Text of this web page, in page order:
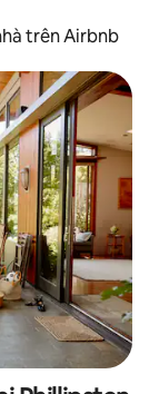
trên Airbnb